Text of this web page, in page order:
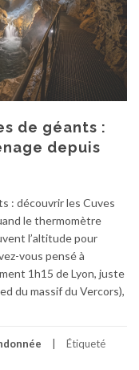
de géants :
depuis
: découvrir les Cuves
le thermomètre
l’altitude pour
vous pensé à
1h15 de Lyon, juste
du massif du Vercors),
Étiqueté